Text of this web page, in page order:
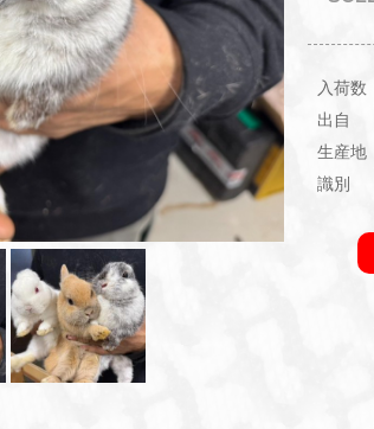
入荷数
出自
生産地
識別